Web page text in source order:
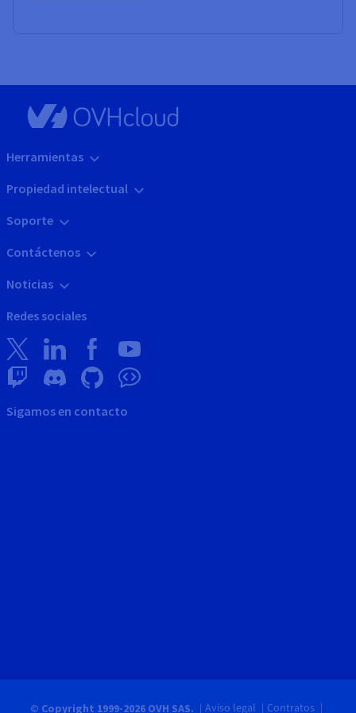
Herramientas
Propiedad intelectual
Soporte
Contáctenos
Noticias
Redes sociales
Sigamos en contacto
© Copyright 1999-2026 OVH SAS. Aviso legal Contratos